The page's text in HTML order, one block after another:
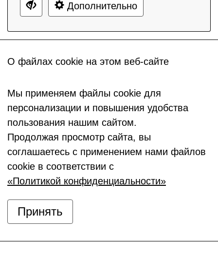
Дополнительно
О файлах cookie на этом веб-сайте
Мы применяем файлы cookie для
персонализации и повышения удобства
пользования нашим сайтом.
Продолжая просмотр сайта, вы
соглашаетесь с применением нами файлов
cookie в соответствии с
«Политикой конфиденциальности»
Принять